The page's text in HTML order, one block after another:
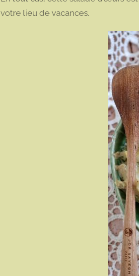
votre lieu de vacances.